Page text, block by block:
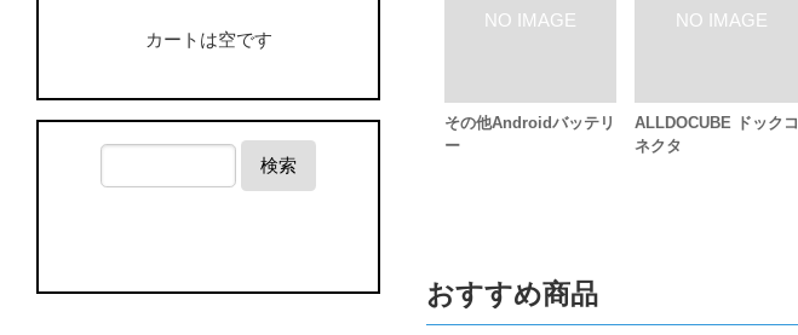
その他Androidバッテリ
ー
ALLDOCUBE ドックコ
ネクタ
おすすめ商品
カートは空です
検索